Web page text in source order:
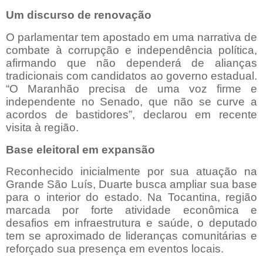
Um discurso de renovação
O parlamentar tem apostado em uma narrativa de
combate à corrupção e independência política,
afirmando que não dependerá de alianças
tradicionais com candidatos ao governo estadual.
“O Maranhão precisa de uma voz firme e
independente no Senado, que não se curve a
acordos de bastidores”, declarou em recente
visita à região.
Base eleitoral em expansão
Reconhecido inicialmente por sua atuação na
Grande São Luís, Duarte busca ampliar sua base
para o interior do estado. Na Tocantina, região
marcada por forte atividade econômica e
desafios em infraestrutura e saúde, o deputado
tem se aproximado de lideranças comunitárias e
reforçado sua presença em eventos locais.